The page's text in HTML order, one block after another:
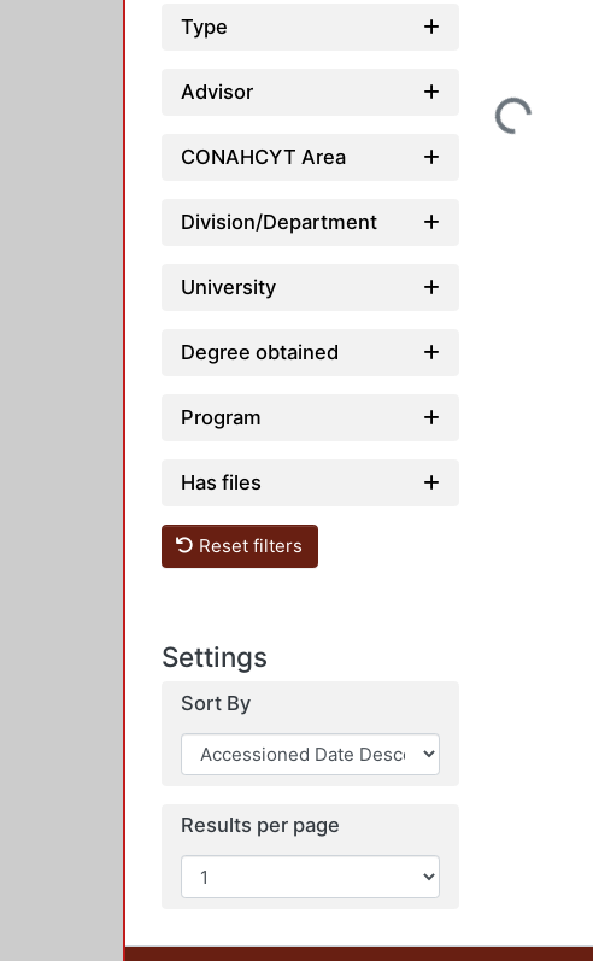
Type
Advisor
CONAHCYT Area
Division/Department
University
Degree obtained
Program
Has files
Reset filters
Settings
Sort By
Results per page
Loading...